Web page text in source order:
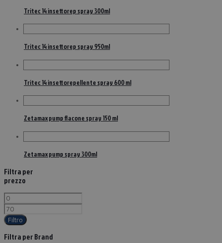
Tritec 14 insettorep spray 300ml
Tritec 14 insettorep spray 950ml
Tritec 14 insettorepellente spray 600 ml
Zetamax pump flacone spray 150 ml
Zetamax pump spray 300ml
Filtra per
prezzo
Filtro
Filtra per Brand